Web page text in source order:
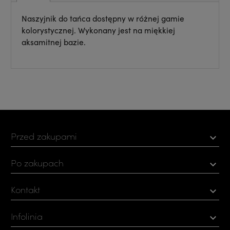
Naszyjnik do tańca dostępny w różnej gamie
kolorystycznej. Wykonany jest na miękkiej
aksamitnej bazie.
Przed zakupami 
Po zakupach 
Kontakt 
Infolinia 